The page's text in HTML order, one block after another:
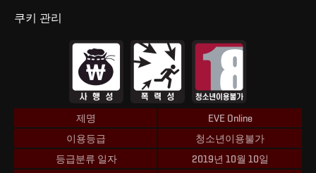
쿠키 관리
제명
EVE Online
이용등급
청소년이용불가
등급분류 일자
2019년 10월 10일